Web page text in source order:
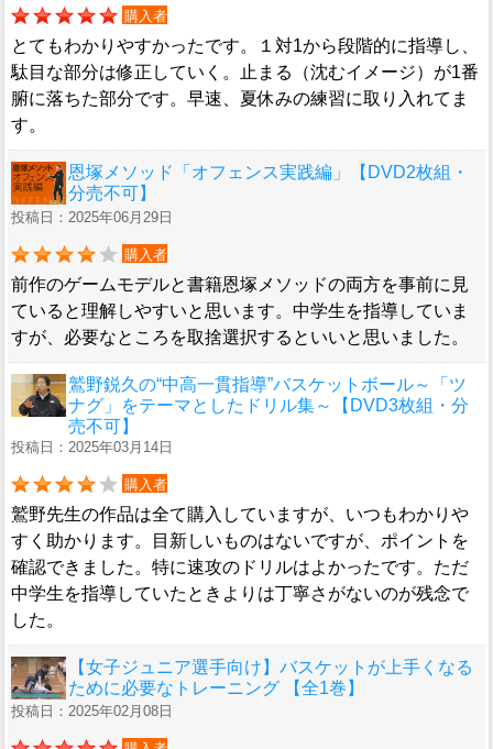
購入者
とてもわかりやすかったです。１対1から段階的に指導し、
駄目な部分は修正していく。止まる（沈むイメージ）が1番
腑に落ちた部分です。早速、夏休みの練習に取り入れてま
す。
恩塚メソッド「オフェンス実践編」【DVD2枚組・
分売不可】
投稿日：2025年06月29日
購入者
前作のゲームモデルと書籍恩塚メソッドの両方を事前に見
ていると理解しやすいと思います。中学生を指導していま
すが、必要なところを取捨選択するといいと思いました。
鷲野鋭久の“中高一貫指導”バスケットボール～「ツ
ナグ」をテーマとしたドリル集～【DVD3枚組・分
売不可】
投稿日：2025年03月14日
購入者
鷲野先生の作品は全て購入していますが、いつもわかりや
すく助かります。目新しいものはないですが、ポイントを
確認できました。特に速攻のドリルはよかったです。ただ
中学生を指導していたときよりは丁寧さがないのが残念で
した。
【女子ジュニア選手向け】バスケットが上手くなる
ために必要なトレーニング 【全1巻】
投稿日：2025年02月08日